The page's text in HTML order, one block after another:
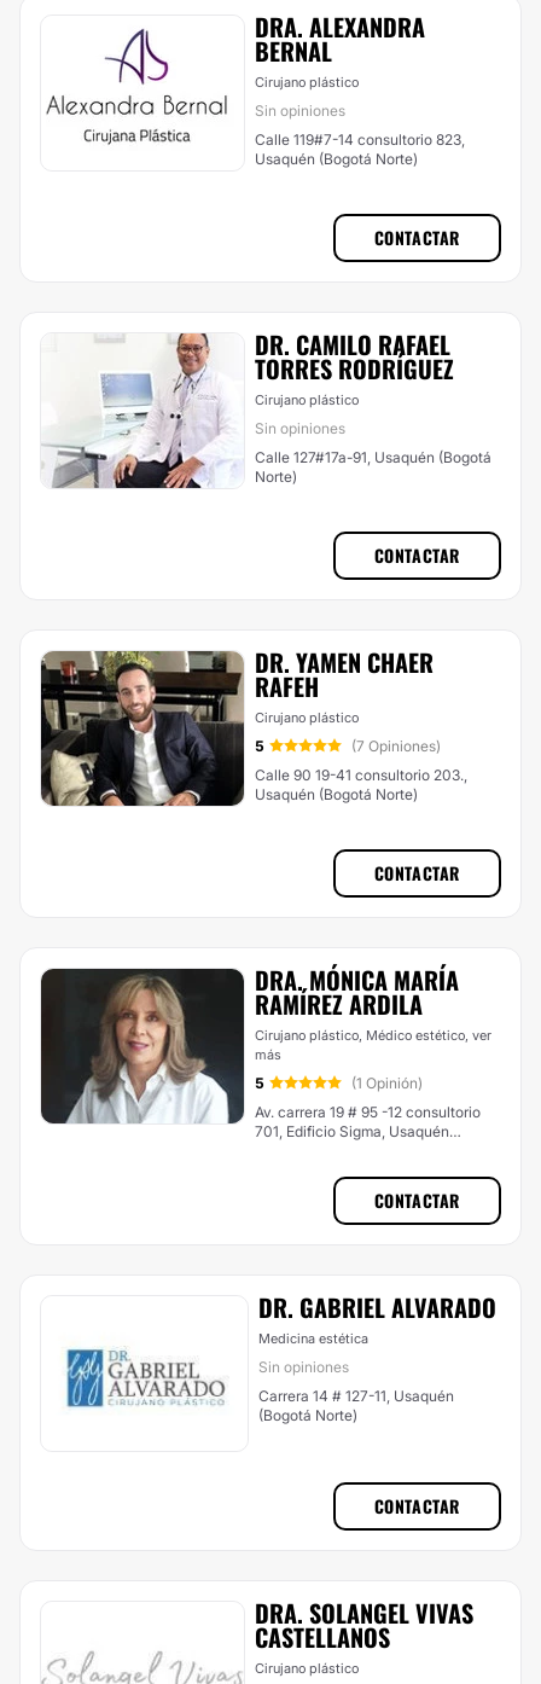
DRA. ALEXANDRA
BERNAL
Cirujano plástico
Sin opiniones
Calle 119#7-14 consultorio 823,
Usaquén (Bogotá Norte)
CONTACTAR
DR. CAMILO RAFAEL
TORRES RODRÍGUEZ
Cirujano plástico
Sin opiniones
Calle 127#17a-91, Usaquén (Bogotá
Norte)
CONTACTAR
DR. YAMEN CHAER
RAFEH
Cirujano plástico
5
(7 Opiniones)
Calle 90 19-41 consultorio 203.,
Usaquén (Bogotá Norte)
CONTACTAR
DRA. MÓNICA MARÍA
RAMÍREZ ARDILA
Cirujano plástico, Médico estético, ver
más
5
(1 Opinión)
Av. carrera 19 # 95 -12 consultorio
701, Edificio Sigma, Usaquén
CONTACTAR
DR. GABRIEL ALVARADO
Medicina estética
Sin opiniones
Carrera 14 # 127-11, Usaquén
(Bogotá Norte)
CONTACTAR
DRA. SOLANGEL VIVAS
CASTELLANOS
Cirujano plástico